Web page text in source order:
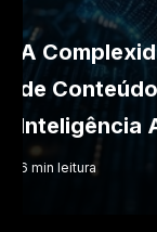
A
de
Inteligência
6 min leitura